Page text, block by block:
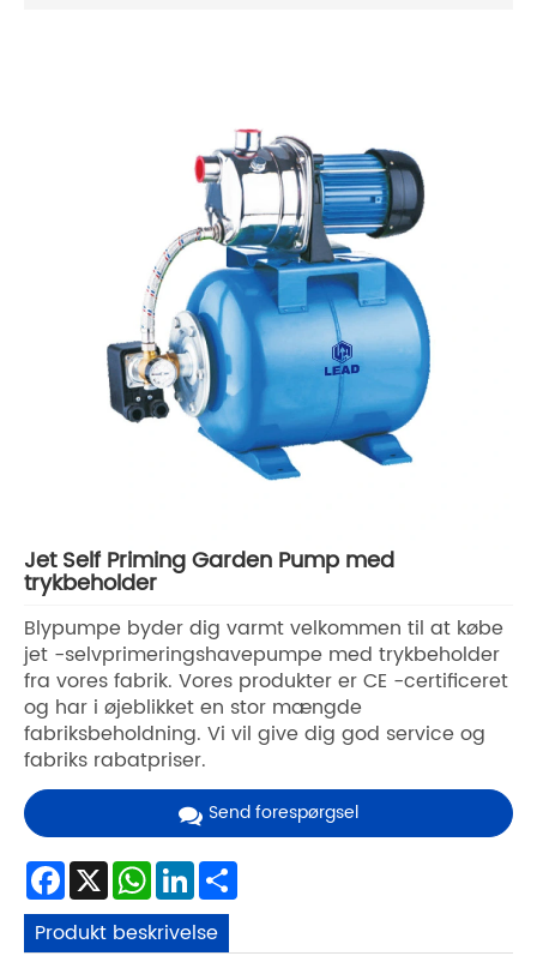
Jet Self Priming Garden Pump med
trykbeholder
Blypumpe byder dig varmt velkommen til at købe
jet -selvprimeringshavepumpe med trykbeholder
fra vores fabrik. Vores produkter er CE -certificeret
og har i øjeblikket en stor mængde
fabriksbeholdning. Vi vil give dig god service og
fabriks rabatpriser.
Send forespørgsel
Facebook
X WhatsApp
LinkedIn
Produkt beskrivelse